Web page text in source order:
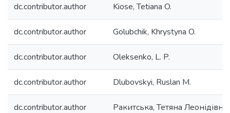
dc.contributor.author Kiose, Tetiana O.
dc.contributor.author Golubchik, Khrystyna O.
dc.contributor.author Oleksenko, L. P.
dc.contributor.author Dlubovskyi, Ruslan M.
dc.contributor.author Ракитська, Тетяна Леонідівна